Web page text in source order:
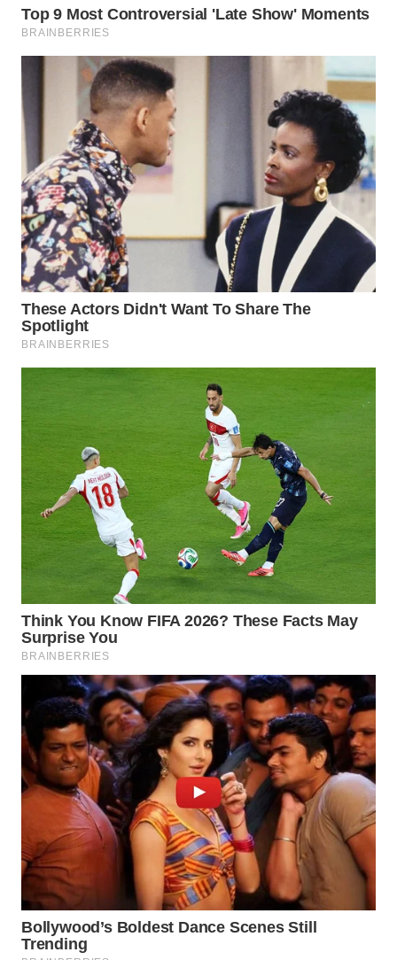
WN
WN
MANDALIKA
WN
LIKUPANG
WN
LABUANBAJO
BORNEO
Wahana
Media
Group
WAHANA
NEWS
WAHANA
TANI
WAHANA
ADVOKAT
WAHANA
INFRASTRUKTUR
WAHANA
KONSUMEN
WAHANA
LISTRIK
WAHANA
TRAVEL
WAHANA